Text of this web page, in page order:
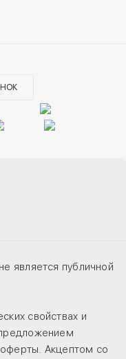
является публичной
свойствах и
Акцептом со